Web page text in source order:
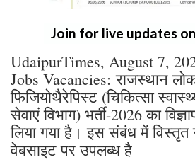
Join for live updates on
UdaipurTimes, August 7,
Jobs Vacancies: राजस्थान लोक
फिजियोथैरेपिस्ट (चिकित्सा
सेवाएं विभाग) भर्ती-2026 का
लिया गया है। इस संबंध में
वेबसाइट पर उपलब्ध है